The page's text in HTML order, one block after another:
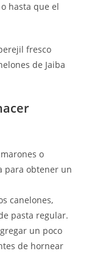
hasta que el
fresco
de Jaiba
o
para obtener un
canelones,
pasta regular.
un poco
de hornear